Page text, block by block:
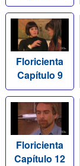
Floricienta
Capítulo 9
Floricienta
Capítulo 12